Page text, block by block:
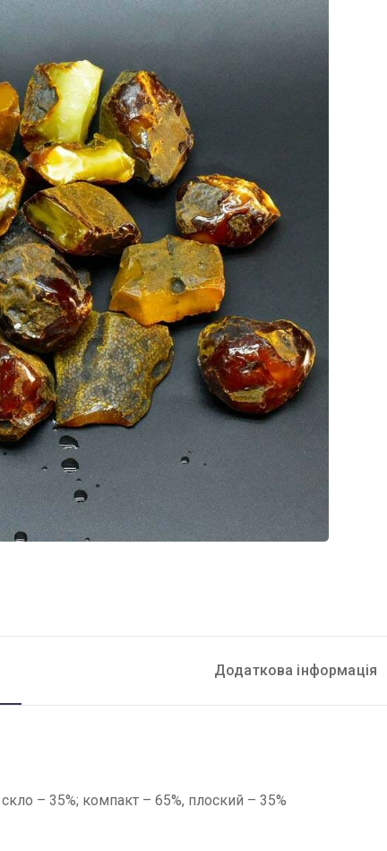
Додаткова інформація
– 35%; компакт – 65%, плоский – 35%